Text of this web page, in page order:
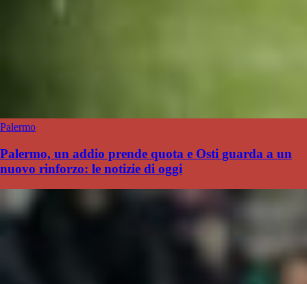
Palermo
Palermo, un addio prende quota e Osti guarda a un
nuovo rinforzo: le notizie di oggi